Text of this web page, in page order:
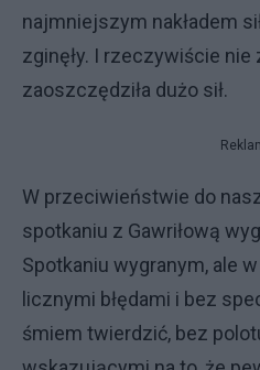
najmniejszym nakładem
zginęły. I rzeczywiście nie
zaoszczędziła dużo sił.
W przeciwieństwie do
spotkaniu z Gawriłową
Spotkaniu wygranym, ale
licznymi błędami i bez
śmiem twierdzić, bez